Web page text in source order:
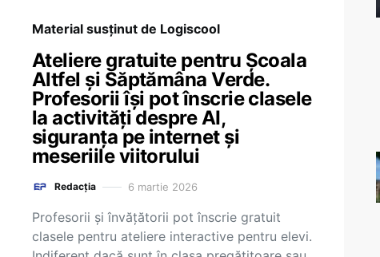
Material susținut de Logiscool
Ateliere gratuite pentru Școala
Altfel și Săptămâna Verde.
Profesorii își pot înscrie clasele
la activități despre AI,
siguranța pe internet și
meseriile viitorului
Redacția 6 martie 2026
Profesorii și învățătorii pot înscrie gratuit
clasele pentru ateliere interactive pentru elevi.